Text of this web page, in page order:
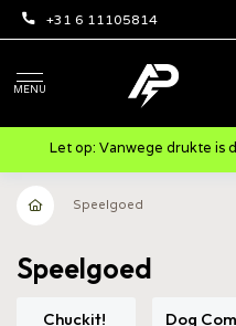
+31 6 11105814
MENU
Let op: Vanwege drukte is
Speelgoed
Speelgoed
Chuckit! Dog